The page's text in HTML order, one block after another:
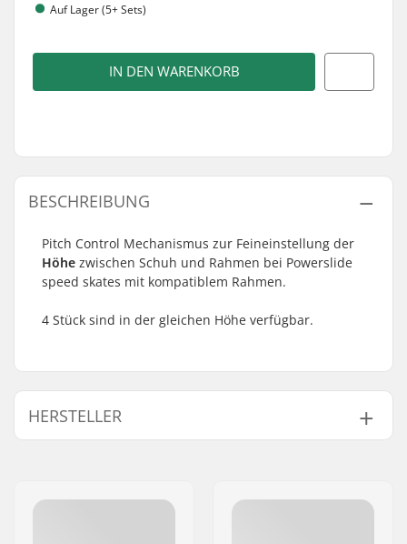
Auf Lager (5+ Sets)
IN DEN WARENKORB
BESCHREIBUNG
Pitch Control Mechanismus zur Feineinstellung der
Höhe zwischen Schuh und Rahmen bei Powerslide
speed skates mit kompatiblem Rahmen.
4 Stück sind in der gleichen Höhe verfügbar.
HERSTELLER
Adresse:
Esbachgraben 1